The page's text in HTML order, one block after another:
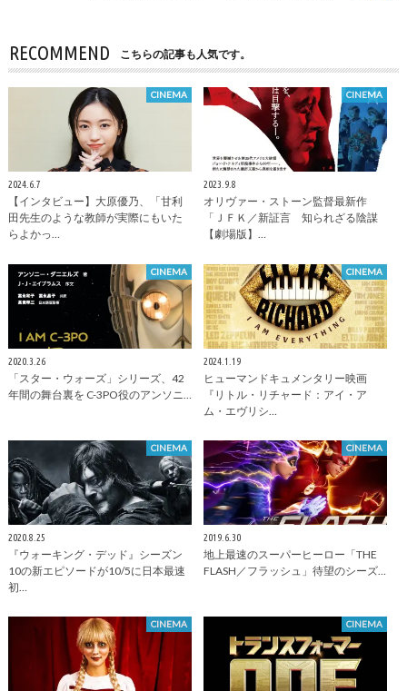
RECOMMEND こちらの記事も人気です。
CINEMA
2024.6.7
【インタビュー】大原優乃、「甘利
田先生のような教師が実際にもいた
らよかっ…
CINEMA
2023.9.8
オリヴァー・ストーン監督最新作
「ＪＦＫ／新証言 知られざる陰謀
【劇場版】…
CINEMA
2020.3.26
「スター・ウォーズ」シリーズ、42
年間の舞台裏を C-3PO役のアンソニ…
CINEMA
2024.1.19
ヒューマンドキュメンタリー映画
『リトル・リチャード：アイ・ア
ム・エヴリシ…
CINEMA
2020.8.25
『ウォーキング・デッド』シーズン
10の新エピソードが10/5に日本最速
初…
CINEMA
2019.6.30
地上最速のスーパーヒーロー「THE
FLASH／フラッシュ」待望のシーズ…
CINEMA CINEMA